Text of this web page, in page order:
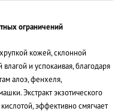
ограничений
кожей, склонной
и успокаивая, благодаря
алоэ, фенхеля,
Экстракт экзотического
кислотой, эффективно смягчает